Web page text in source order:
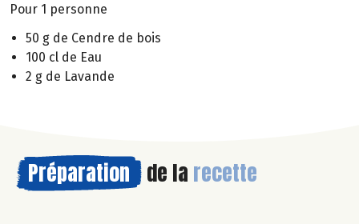
Pour 1 personne
50 g de Cendre de bois
100 cl de Eau
2 g de Lavande
Préparation de la recette